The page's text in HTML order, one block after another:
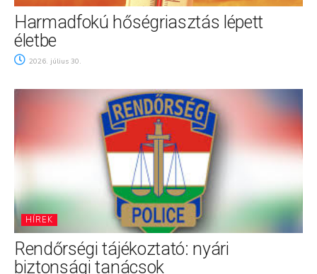
Harmadfokú hőségriasztás lépett
életbe
2026. július 30.
HÍREK
Rendőrségi tájékoztató: nyári
biztonsági tanácsok